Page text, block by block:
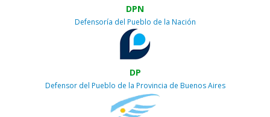
DPN
Defensoría del Pueblo de la Nación
DP
Defensor del Pueblo de la Provincia de Buenos Aires